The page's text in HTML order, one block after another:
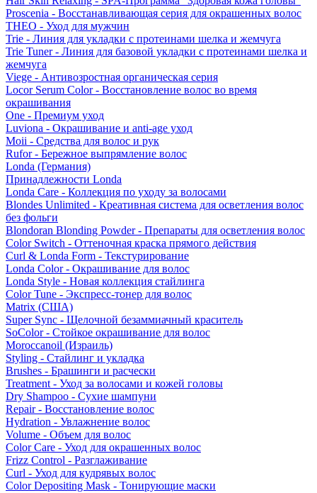
Proscenia - Восстанавливающая серия для окрашенных волос
THEO - Уход для мужчин
Trie - Линия для укладки с протеинами шелка и жемчуга
Trie Tuner - Линия для базовой укладки с протеинами шелка и
жемчуга
Viege - Антивозростная органическая серия
Locor Serum Color - Восстановление волос во время
окрашивания
One - Премиум уход
Luviona - Окрашивание и anti-age уход
Moii - Средства для волос и рук
Rufor - Бережное выпрямление волос
Londa (Германия)
Принадлежности Londa
Londa Care - Коллекция по уходу за волосами
Blondes Unlimited - Креативная система для осветления волос
без фольги
Blondoran Blonding Powder - Препараты для осветления волос
Color Switch - Оттеночная краска прямого действия
Curl & Londa Form - Текстурирование
Londa Color - Окрашивание для волос
Londa Style - Новая коллекция стайлинга
Color Tune - Экспресс-тонер для волос
Matrix (США)
Super Sync - Щелочной безаммиачный краситель
SoColor - Стойкое окрашивание для волос
Moroccanoil (Израиль)
Styling - Стайлинг и укладка
Brushes - Брашинги и расчески
Treatment - Уход за волосами и кожей головы
Dry Shampoo - Сухие шампуни
Repair - Восстановление волос
Hydration - Увлажнение волос
Volume - Объем для волос
Color Care - Уход для окрашенных волос
Frizz Control - Разглаживание
Curl - Уход для кудрявых волос
Color Depositing Mask - Тонирующие маски